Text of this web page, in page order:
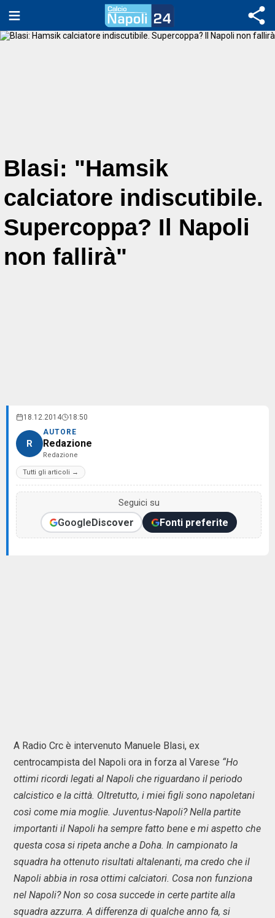
Blasi: "Hamsik
calciatore indiscutibile.
Supercoppa? Il Napoli
non fallirà"
18.12.2014 18:50
R
AUTORE
Redazione
Redazione
Tutti gli articoli →
Seguici su
GoogleDiscover Fonti preferite
A Radio Crc è intervenuto Manuele Blasi, ex
centrocampista del Napoli ora in forza al Varese “Ho
ottimi ricordi legati al Napoli che riguardano il periodo
calcistico e la città. Oltretutto, i miei figli sono napoletani
così come mia moglie. Juventus-Napoli? Nella partite
importanti il Napoli ha sempre fatto bene e mi aspetto che
questa cosa si ripeta anche a Doha. In campionato la
squadra ha ottenuto risultati altalenanti, ma credo che il
Napoli abbia in rosa ottimi calciatori. Cosa non funziona
nel Napoli? Non so cosa succede in certe partite alla
squadra azzurra. A differenza di qualche anno fa, si